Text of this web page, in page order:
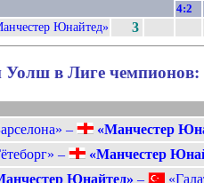
4:2
Юнайтед» 3
Уолш в Лиге чемпионов:
– «Манчестер
– «Манчестер
Юнайтед» –